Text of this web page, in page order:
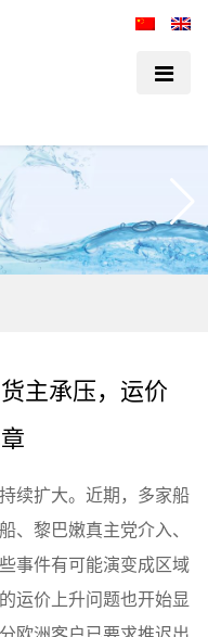
主承压，运价
续扩大。近期，多家船
、黎巴嫩真主党介入、
事件有可能演变成区域
运价上升问题也开始显